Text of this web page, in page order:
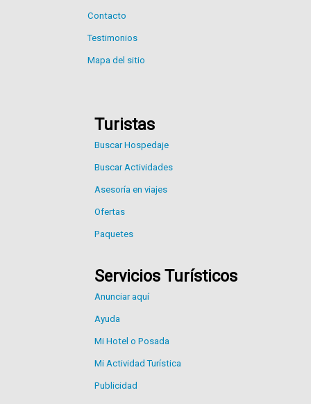
Contacto
Testimonios
Mapa del sitio
Turistas
Buscar Hospedaje
Buscar Actividades
Asesoría en viajes
Ofertas
Paquetes
Servicios Turísticos
Anunciar aquí
Ayuda
Mi Hotel o Posada
Mi Actividad Turística
Publicidad